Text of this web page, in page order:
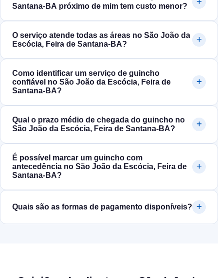
Santana‑BA próximo de mim tem custo menor?
O serviço atende todas as áreas no São João da
Escócia, Feira de Santana‑BA?
Como identificar um serviço de guincho
confiável no São João da Escócia, Feira de
Santana‑BA?
Qual o prazo médio de chegada do guincho no
São João da Escócia, Feira de Santana‑BA?
É possível marcar um guincho com
antecedência no São João da Escócia, Feira de
Santana‑BA?
Quais são as formas de pagamento disponíveis?